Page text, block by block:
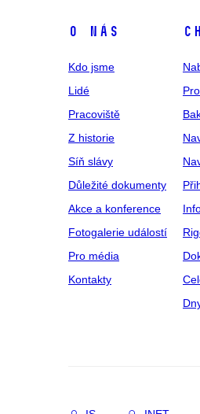
O NÁS
Kdo jsme
Lidé
Pracoviště
Z historie
Síň slávy
Důležité dokumenty
Akce a konference
Fotogalerie událostí
Pro média
Kontakty